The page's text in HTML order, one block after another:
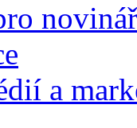
a